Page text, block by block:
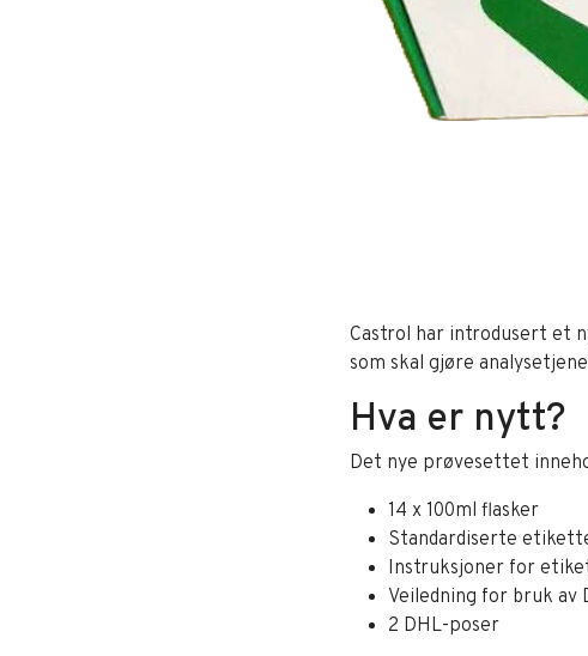
Castrol har introdusert et
som skal gjøre
Hva er nytt?
Det nye prøvesettet
14 x 100ml flasker
Standardiserte
Instruksjoner for
Veiledning for bruk av
2 DHL-poser